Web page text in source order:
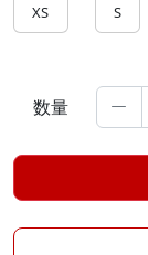
XS S
数量 